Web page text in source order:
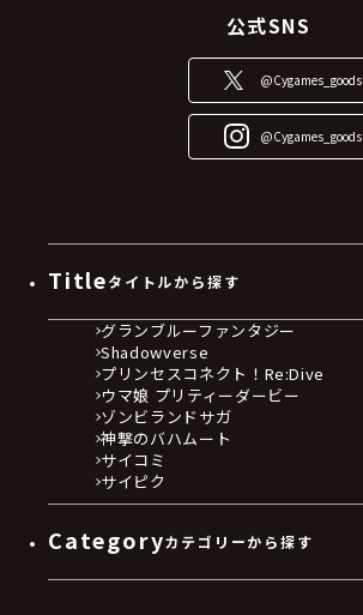
公式SNS
@Cygames_goods
@Cygames_goods
Titleタイトルから探す
グランブルーファンタジー
Shadowverse
プリンセスコネクト！Re:Dive
ウマ娘 プリティーダービー
ゾンビランドサガ
神撃のバハムート
サイコミ
サイピク
Categoryカテゴリーから探す